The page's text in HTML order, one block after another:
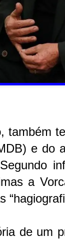
também
e do
a
de um